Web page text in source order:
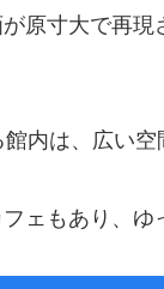
原寸大で再
内は、広い
ェもあり、ゆ